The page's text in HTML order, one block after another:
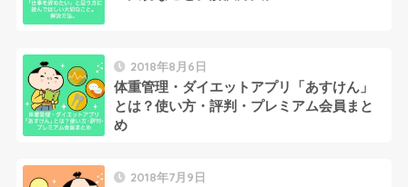
2018年8月6日
体重管理・ダイエットアプリ「あすけん」
とは？使い方・評判・プレミアム会員まと
め
2018年7月9日